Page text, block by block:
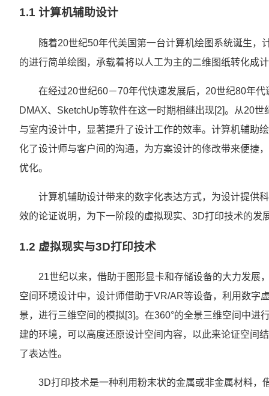
1.1 计算机辅助设计
随着20世纪50年代美国第一台计算机绘图系统诞生
的进行简单绘图，承载着将以人工为主的二维图纸转化成
在经过20世纪60－70年代快速发展后，20世纪80年
DMAX、SketchUp等软件在这一时期相继出现[2]。从20
与室内设计中，显著提升了设计工作的效率。计算机辅助
化了设计师与客户间的沟通，为方案设计的修改带来便捷
优化。
计算机辅助设计带来的数字化表达方式，为设计提供
效的论证说明，为下一阶段的虚拟现实、3D打印技术的发
1.2 虚拟现实与3D打印技术
21世纪以来，借助于图形显卡和存储设备的大力发展
空间环境设计中，设计师借助于VR/AR等设备，利用数字
景，进行三维空间的模拟[3]。在360°的全景三维空间中
建的环境，可以高度还原设计空间内容，以此来论证空间
了表达性。
3D打印技术是一种利用粉末状的金属或非金属材料